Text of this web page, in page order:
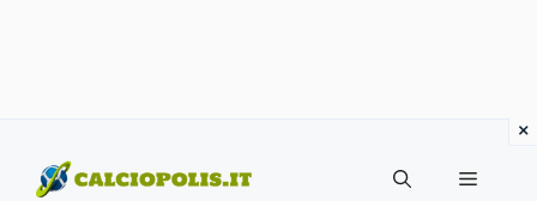
contenuto
Menu